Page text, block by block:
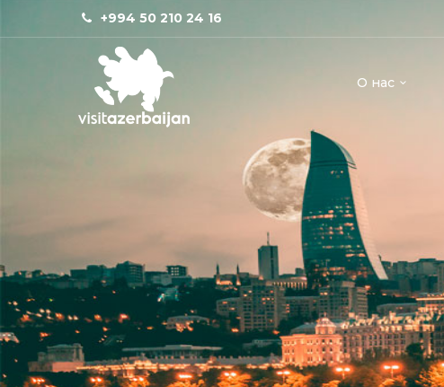
+994 50 210 24 16
О нас